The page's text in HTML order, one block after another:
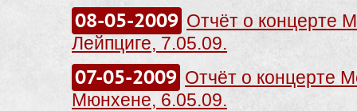
08-05-2009 Отчёт о концерте
Лейпциге, 7.05.09.
07-05-2009 Отчёт о концерте
Мюнхене, 6.05.09.